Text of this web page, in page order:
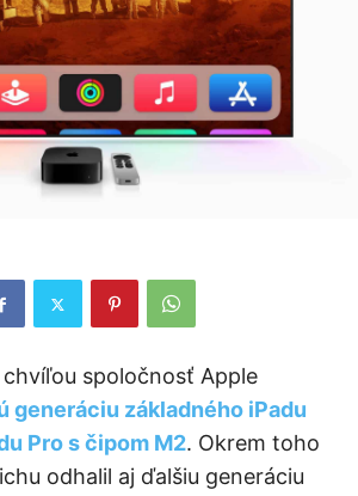
spoločnosť Apple
generáciu základného iPadu
Pro s čipom M2. Okrem toho
odhalil aj ďalšiu generáciu